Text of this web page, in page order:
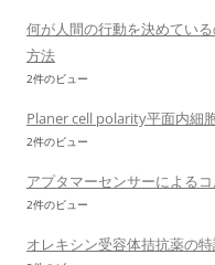
何が人間の行動を決めてい
方法
2件のビュー
Planer cell polarity平面内細
2件のビュー
アプタマーセンサーによる
2件のビュー
オレキシン受容体拮抗薬の